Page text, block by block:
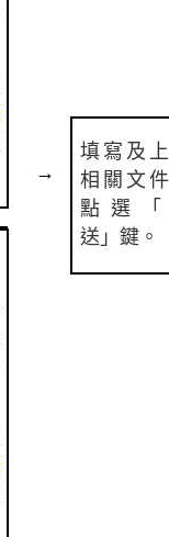
填寫及
相關文
點選「
送」鍵。
→